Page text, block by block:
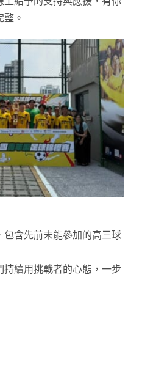
。
含先前未能參加的高三球
續用挑戰者的心態，一步